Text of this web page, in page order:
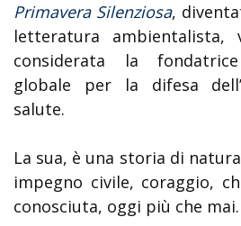
Primavera Silenziosa,
letteratura ambientalista,
considerata la
globale per la difesa
salute.
La sua, è una storia di
impegno civile, coraggio,
conosciuta, oggi più che mai.